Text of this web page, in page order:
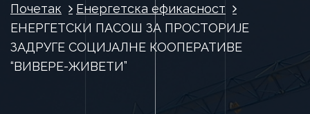
Почетак
Енергетска ефикасност
ЕНЕРГЕТСКИ ПАСОШ ЗА ПРОСТОРИЈЕ
ЗАДРУГЕ СОЦИЈАЛНЕ КООПЕРАТИВЕ
“ВИВЕРЕ-ЖИВЕТИ”